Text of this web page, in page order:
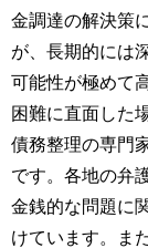
金調達の解決策
が、長期的には
可能性が極めて
困難に直面した
債務整理の専門
です。各地の弁
金銭的な問題に
けています。ま